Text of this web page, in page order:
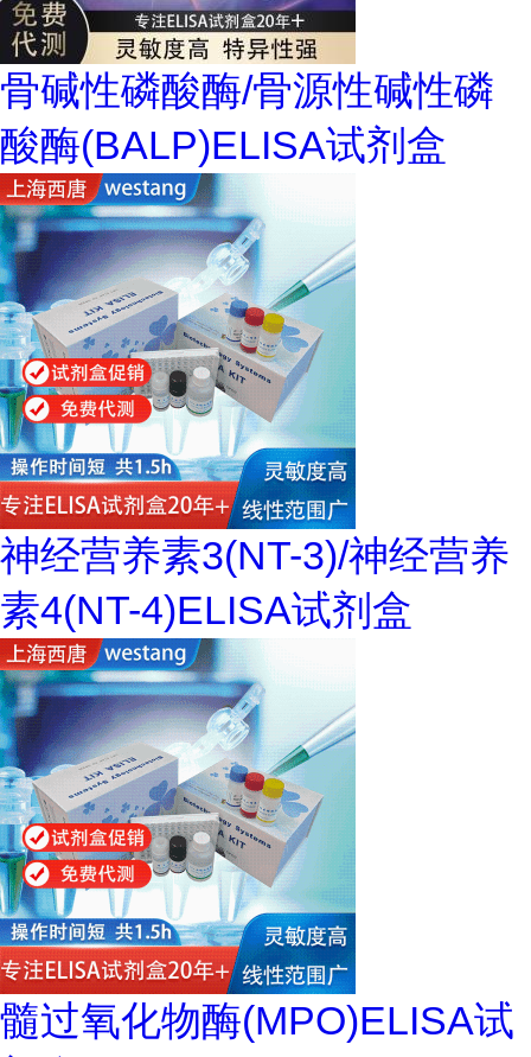
骨碱性磷酸酶/骨源性碱性磷
酸酶(BALP)ELISA试剂盒
神经营养素3(NT-3)/神经营养
素4(NT-4)ELISA试剂盒
髓过氧化物酶(MPO)ELISA试